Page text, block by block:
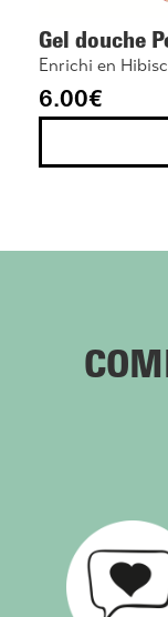
Gel douche
Enrichi en
6.00€